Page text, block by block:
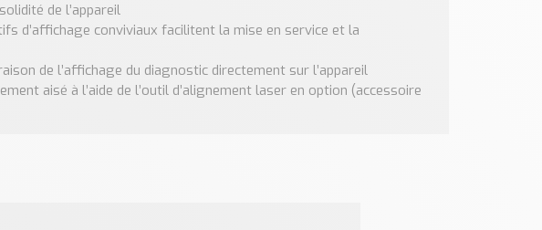
de l’appareil
d’affichage conviviaux facilitent la mise en service et la
de l’affichage du diagnostic directement sur l’appareil
aisé à l’aide de l’outil d’alignement laser en option (accessoire